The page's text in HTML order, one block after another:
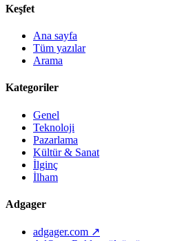
Keşfet
Ana sayfa
Tüm yazılar
Arama
Kategoriler
Genel
Teknoloji
Pazarlama
Kültür & Sanat
İlginç
İlham
Adgager
adgager.com ↗